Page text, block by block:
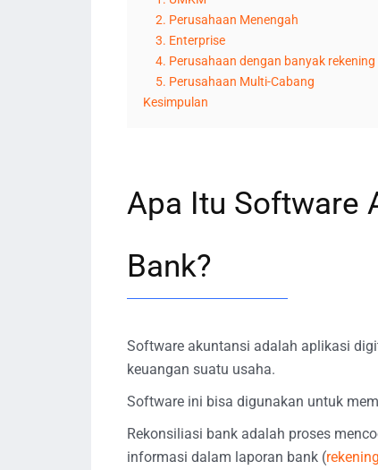
2. Perusahaan Menengah
3. Enterprise
4. Perusahaan dengan banyak
5. Perusahaan Multi-Cabang
Kesimpulan
Apa Itu Software
Bank?
Software akuntansi adalah aplikasi
keuangan suatu usaha.
Software ini bisa digunakan untuk
Rekonsiliasi bank adalah proses
informasi dalam laporan bank (